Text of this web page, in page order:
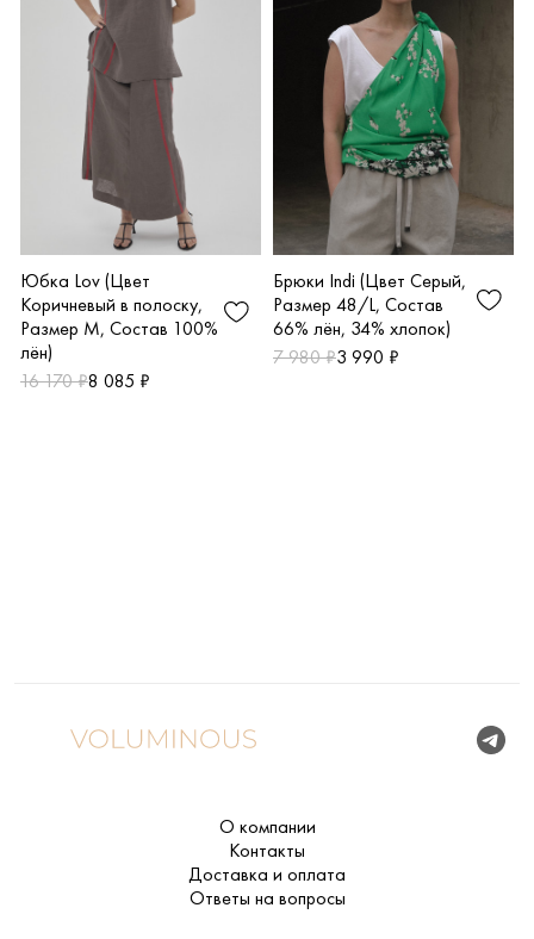
Юбка Lov (Цвет
Коричневый в полоску,
Размер M, Состав 100%
лён)
16 170 ₽8 085 ₽
Брюки Indi (Цвет Серый,
Размер 48/L, Состав
66% лён, 34% хлопок)
7 980 ₽3 990 ₽
О компании
Контакты
Доставка и оплата
Ответы на вопросы